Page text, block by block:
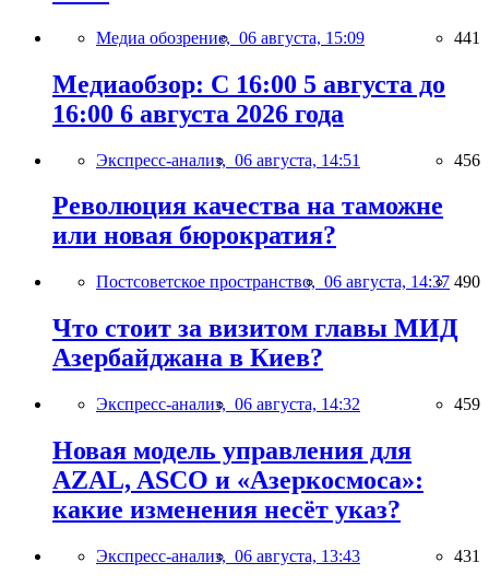
Медиа обозрение, 06 августа, 15:09 441
Медиаобзор: С 16:00 5 августа до
16:00 6 августа 2026 года
Экспресс-анализ, 06 августа, 14:51 456
Революция качества на таможне
или новая бюрократия?
Постсоветское пространство, 06 августа, 14:37 490
Что стоит за визитом главы МИД
Азербайджана в Киев?
Экспресс-анализ, 06 августа, 14:32 459
Новая модель управления для
AZAL, ASCO и «Азеркосмоса»:
какие изменения несёт указ?
Экспресс-анализ, 06 августа, 13:43 431